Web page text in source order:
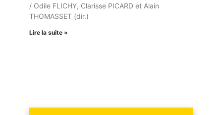
/ Odile FLICHY, Clarisse PICARD et Alain
THOMASSET (dir.)
Lire la suite »